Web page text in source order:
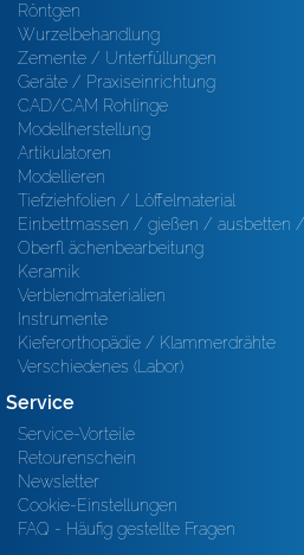
Röntgen
Wurzelbehandlung
Zemente / Unterfüllungen
Geräte / Praxiseinrichtung
CAD/CAM Rohlinge
Modellherstellung
Artikulatoren
Modellieren
Tiefziehfolien / Löffelmaterial
Einbettmassen / gießen / ausbetten
Oberfl ächenbearbeitung
Keramik
Verblendmaterialien
Instrumente
Kieferorthopädie / Klammerdrähte
Verschiedenes (Labor)
Service
Service-Vorteile
Retourenschein
Newsletter
Cookie-Einstellungen
FAQ - Häufig gestellte Fragen